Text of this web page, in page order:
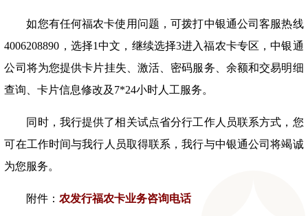
如您有任何福农卡使用问题，可拨打中银通公司客服热线
4006208890，选择1中文，继续选择3进入福农卡专区，中银通
公司将为您提供卡片挂失、激活、密码服务、余额和交易明细
查询、卡片信息修改及7*24小时人工服务。
同时，我行提供了相关试点省分行工作人员联系方式，您
可在工作时间与我行人员取得联系，我行与中银通公司将竭诚
为您服务。
附件：农发行福农卡业务咨询电话